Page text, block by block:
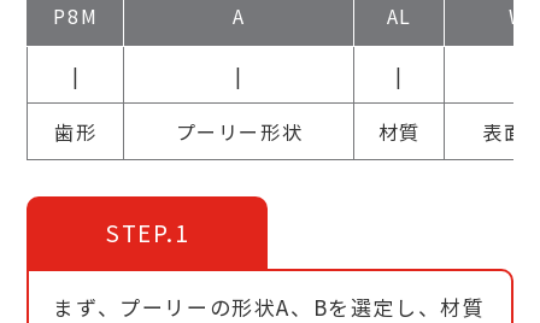
P8M A AL WA
| | |
歯形
プーリー形状 材質 表面
STEP.1
まず、プーリーの形状A、Bを選定し、材質